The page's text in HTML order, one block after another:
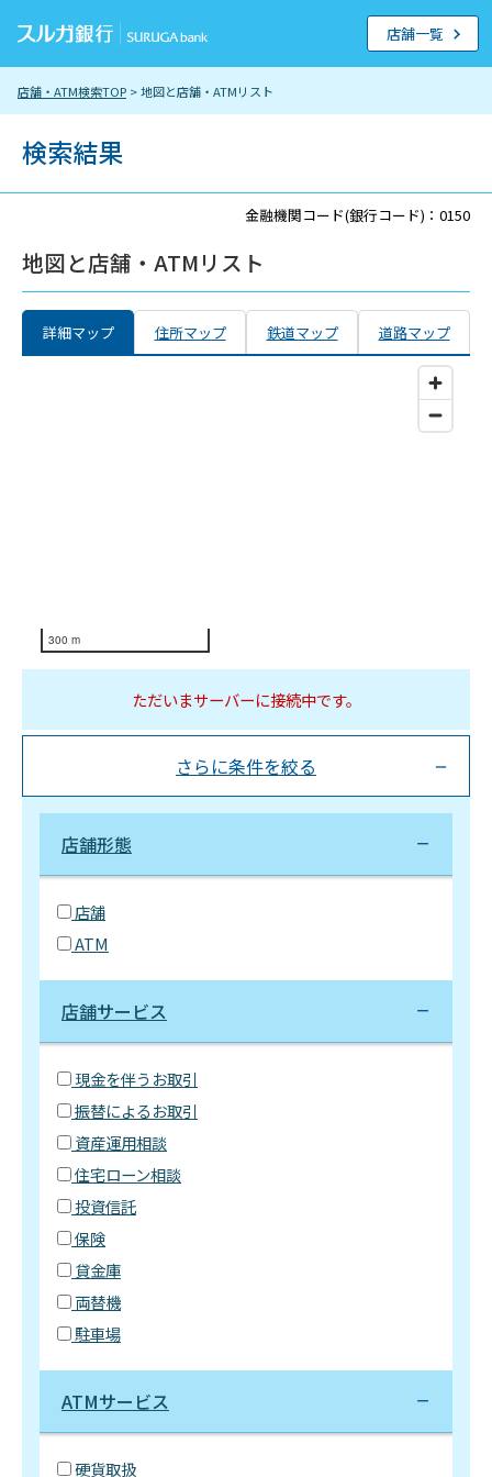
店舗・ATM検索TOP > 地図と店舗・ATMリスト
店舗一覧
検索結果
金融機関コード(銀行コード)：0150
地図と店舗・ATMリスト
詳細マップ 住所マップ 鉄道マップ 道路マップ
300 m
ただいまサーバーに接続中です。
さらに条件を絞る
店舗形態
店舗
ATM
店舗サービス
現金を伴うお取引
振替によるお取引
資産運用相談
住宅ローン相談
投資信託
保険
貸金庫
両替機
駐車場
ATMサービス
硬貨取扱